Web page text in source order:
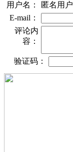
用户名：
匿名用户
E-mail：
评论内
容：
验证码：